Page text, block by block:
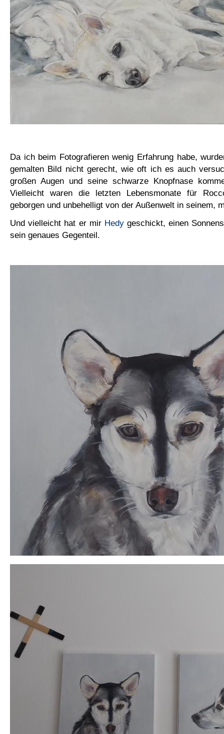
Da ich beim Fotografieren wenig Erfahrung habe,
gemalten Bild nicht gerecht, wie oft ich es auch
großen Augen und seine schwarze Knopfnase
Vielleicht waren die letzten Lebensmonate für
geborgen und unbehelligt von der Außenwelt in seinem,
Und vielleicht hat er mir Hedygeschickt, einen
sein genaues Gegenteil.